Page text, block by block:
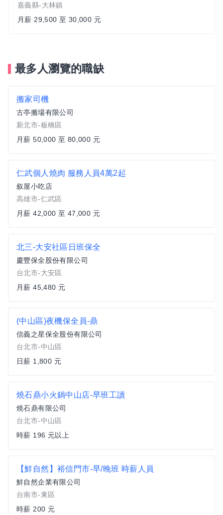
嘉義縣-大林鎮
月薪 29,500 至 30,000 元
最多人瀏覽的職缺
搬家司機
古亭搬場有限公司
新北市-板橋區
月薪 50,000 至 80,000 元
仁武個人燒肉 服務人員4萬2起
叙屋小吃店
高雄市-仁武區
月薪 42,000 至 47,000 元
北三-大安社區日班保全
慶豐保全股份有限公司
台北市-大安區
月薪 45,480 元
(中山區)夜機保全員-鼎
信義之星保全股份有限公司
台北市-中山區
日薪 1,800 元
燒石鼎小火鍋中山店-早班工讀
燒石鼎有限公司
台北市-中山區
時薪 196 元以上
【鮮自然】裕信門市-早/晚班 時薪人員
鮮自然企業有限公司
台南市-東區
時薪 200 元